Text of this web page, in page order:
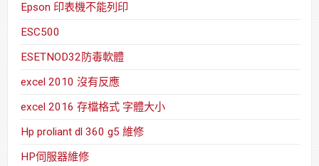
Epson 印表機不能列印
ESC500
ESETNOD32防毒軟體
excel 2010 沒有反應
excel 2016 存檔格式 字體大小
Hp proliant dl 360 g5 維修
HP伺服器維修